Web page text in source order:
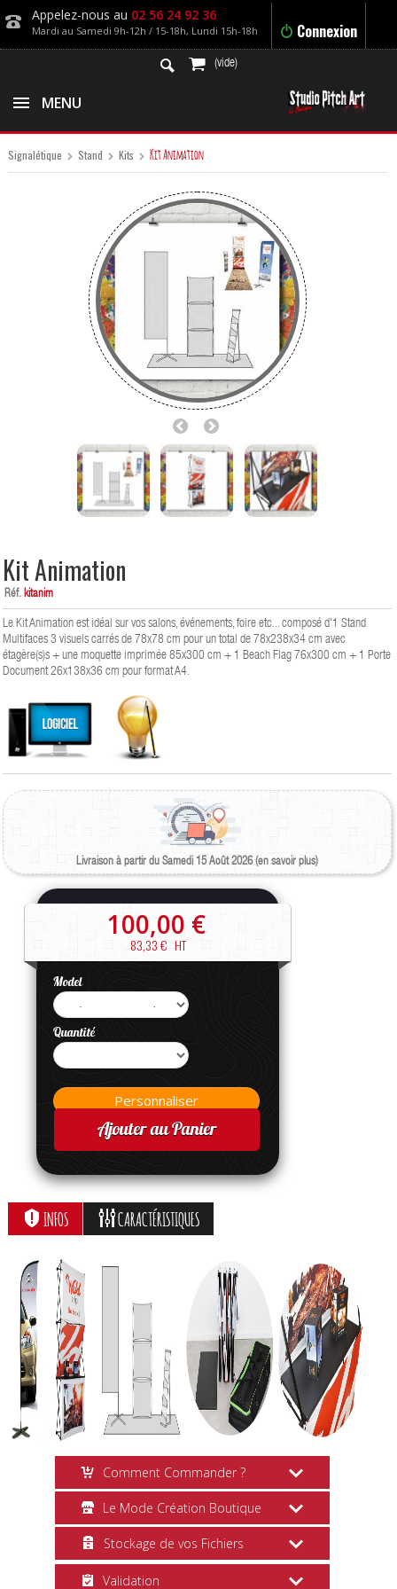
Connexion
Appelez-nous au 02 56 24 92 36
Mardi au Samedi 9h-12h / 15-18h, Lundi 15h-18h
(vide)
MENU
Signalétique Stand Kits Kit Animation
Kit Animation
Réf. kitanim
Le Kit Animation est idéal sur vos salons, événements, foire etc... composé d'1 Stand
Multifaces 3 visuels carrés de 78x78 cm pour un total de 78x238x34 cm avec
étagère(s)s + une moquette imprimée 85x300 cm + 1 Beach Flag 76x300 cm + 1 Porte
Document 26x138x36 cm pour format A4.
Livraison à partir du Samedi 15 Août 2026 (en savoir plus)
100,00 €
83,33 €HT
Model
Quantité
Ajouter au Panier
INFOS CARACTÉRISTIQUES
Comment Commander ?
Création en Ligne
Choisissez vos options, cliquez sur le
bouton Personnaliser
et suivez les
Le Mode Création Boutique
Mise en Page
Stockage de vos Fichiers
Validation